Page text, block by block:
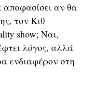
αν θα
τον Κιθ
show; Ναι,
λόγος, αλλά
ενδιαφέρον στη